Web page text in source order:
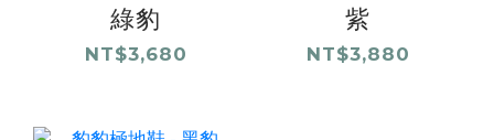
綠豹
NT$3,680
紫
NT$3,880